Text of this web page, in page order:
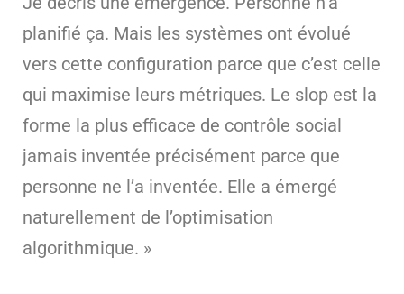
planifié ça. Mais les systèmes ont évolué
vers cette configuration parce que c’est celle
qui maximise leurs métriques. Le slop est la
forme la plus efficace de contrôle social
jamais inventée précisément parce que
personne ne l’a inventée. Elle a émergé
naturellement de l’optimisation
algorithmique. »